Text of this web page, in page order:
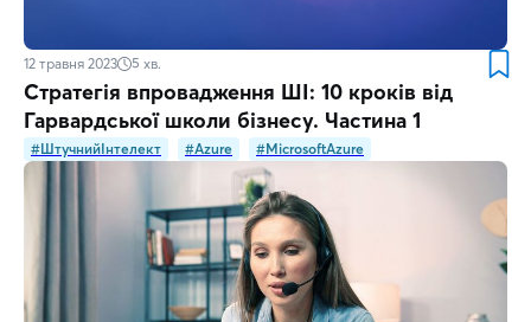
12 травня 2023 5 хв.
Стратегія впровадження ШІ: 10 кроків від
Гарвардської школи бізнесу. Частина 1
#ШтучнийІнтелект #Azure #MicrosoftAzure